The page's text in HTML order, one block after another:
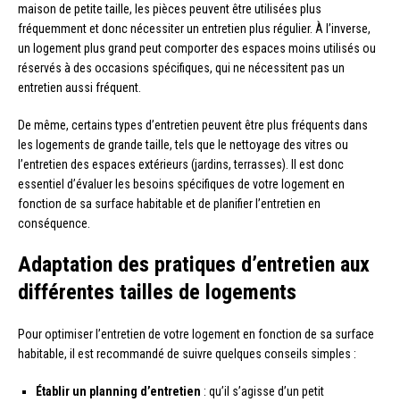
maison de petite taille, les pièces peuvent être utilisées plus
fréquemment et donc nécessiter un entretien plus régulier. À l’inverse,
un logement plus grand peut comporter des espaces moins utilisés ou
réservés à des occasions spécifiques, qui ne nécessitent pas un
entretien aussi fréquent.
De même, certains types d’entretien peuvent être plus fréquents dans
les logements de grande taille, tels que le nettoyage des vitres ou
l’entretien des espaces extérieurs (jardins, terrasses). Il est donc
essentiel d’évaluer les besoins spécifiques de votre logement en
fonction de sa surface habitable et de planifier l’entretien en
conséquence.
Adaptation des pratiques d’entretien aux
différentes tailles de logements
Pour optimiser l’entretien de votre logement en fonction de sa surface
habitable, il est recommandé de suivre quelques conseils simples :
Établir un planning d’entretien : qu’il s’agisse d’un petit